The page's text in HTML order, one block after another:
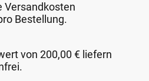
Versandkosten
Bestellung.
von 200,00 € liefern